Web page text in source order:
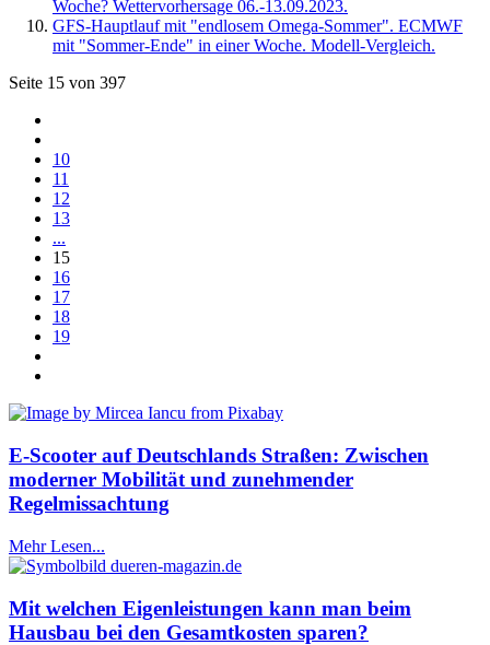
Woche? Wettervorhersage 06.-13.09.2023.
GFS-Hauptlauf mit "endlosem Omega-Sommer". ECMWF
mit "Sommer-Ende" in einer Woche. Modell-Vergleich.
Seite 15 von 397
10
11
12
13
...
15
16
17
18
19
E-Scooter auf Deutschlands Straßen: Zwischen
moderner Mobilität und zunehmender
Regelmissachtung
Mehr Lesen...
Mit welchen Eigenleistungen kann man beim
Hausbau bei den Gesamtkosten sparen?